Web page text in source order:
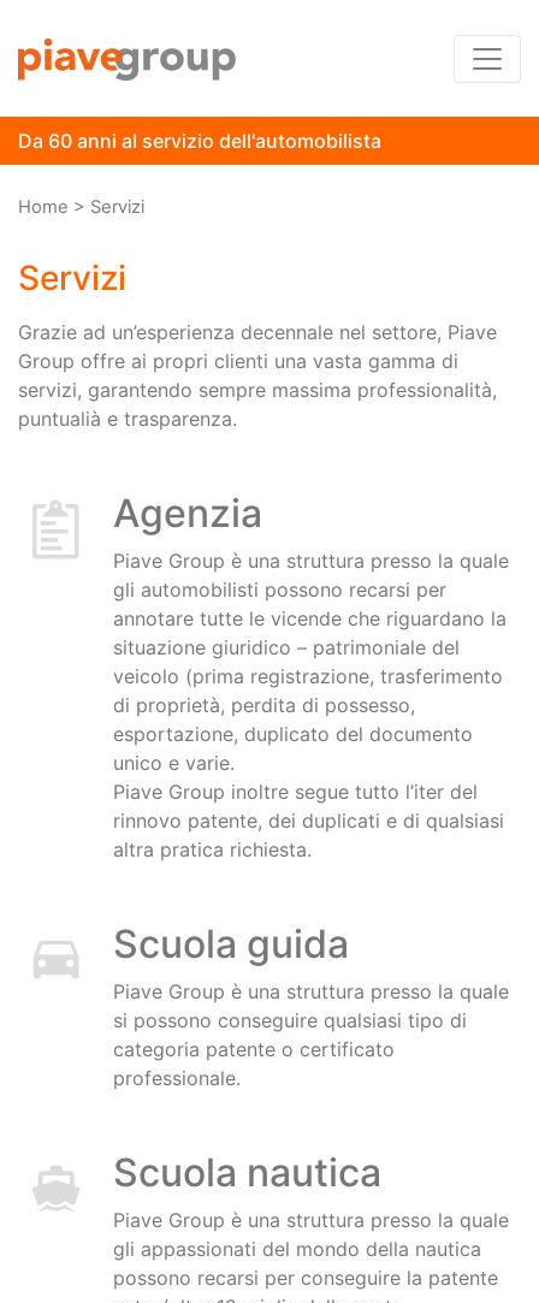
Da 60 anni al servizio dell'automobilista
Percorso a "briciole di pane"
Home > Servizi
Servizi
Grazie ad un’esperienza decennale nel settore, Piave
Group offre ai propri clienti una vasta gamma di
servizi, garantendo sempre massima professionalità,
puntualià e trasparenza.
Agenzia
Piave Group è una struttura presso la quale
gli automobilisti possono recarsi per
annotare tutte le vicende che riguardano la
situazione giuridico – patrimoniale del
veicolo (prima registrazione, trasferimento
di proprietà, perdita di possesso,
esportazione, duplicato del documento
unico e varie.
Piave Group inoltre segue tutto l’iter del
rinnovo patente, dei duplicati e di qualsiasi
altra pratica richiesta.
Scuola guida
Piave Group è una struttura presso la quale
si possono conseguire qualsiasi tipo di
categoria patente o certificato
professionale.
Scuola nautica
Piave Group è una struttura presso la quale
gli appassionati del mondo della nautica
possono recarsi per conseguire la patente